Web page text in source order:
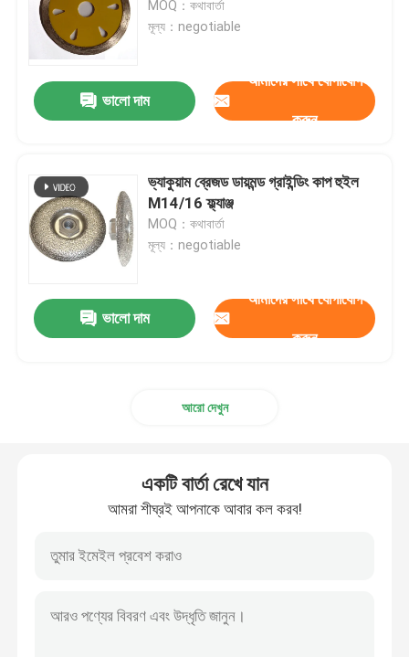
ডায়মন্ড কোর বিট
টিসিটি সার্কুলার দেখেছি ফলক
কাঠের রাউটার বিট
MOQ：কথাবার্তা
মূল্য：negotiable
ভালো দাম
আমাদের সাথে যোগাযোগ
করুন
ভ্যাকুয়াম ব্রেজড ডায়মন্ড গ্রাইন্ডিং কাপ হুইল
M14/16 ফ্ল্যাঞ্জ
MOQ：কথাবার্তা
মূল্য：negotiable
ভালো দাম
আমাদের সাথে যোগাযোগ
করুন
আরো দেখুন
একটি বার্তা রেখে যান
আমরা শীঘ্রই আপনাকে আবার কল করব!